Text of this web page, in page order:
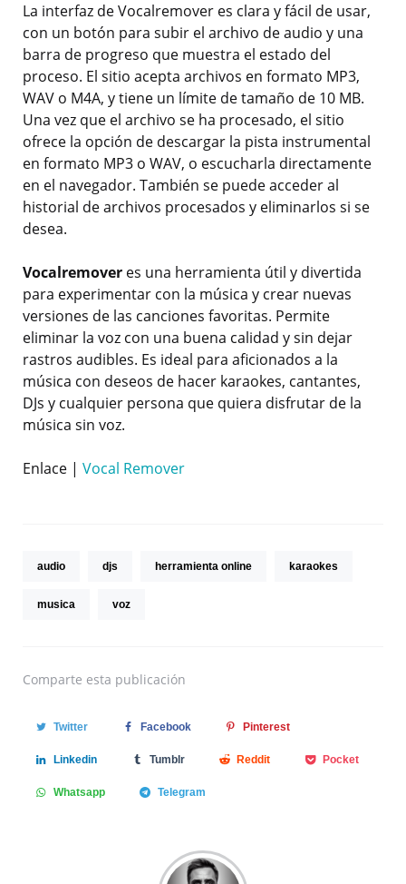
La interfaz de Vocalremover es clara y fácil de usar,
con un botón para subir el archivo de audio y una
barra de progreso que muestra el estado del
proceso. El sitio acepta archivos en formato MP3,
WAV o M4A, y tiene un límite de tamaño de 10 MB.
Una vez que el archivo se ha procesado, el sitio
ofrece la opción de descargar la pista instrumental
en formato MP3 o WAV, o escucharla directamente
en el navegador. También se puede acceder al
historial de archivos procesados y eliminarlos si se
desea.
Vocalremover es una herramienta útil y divertida
para experimentar con la música y crear nuevas
versiones de las canciones favoritas. Permite
eliminar la voz con una buena calidad y sin dejar
rastros audibles. Es ideal para aficionados a la
música con deseos de hacer karaokes, cantantes,
DJs y cualquier persona que quiera disfrutar de la
música sin voz.
Enlace | Vocal Remover
audio djs herramienta online karaokes
musica voz
Comparte esta publicación
Twitter Facebook Pinterest
Linkedin Tumblr Reddit Pocket
Whatsapp Telegram